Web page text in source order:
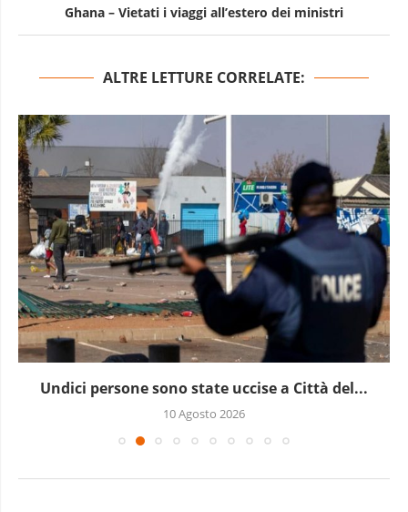
Ghana – Vietati i viaggi all’estero dei ministri
ALTRE LETTURE CORRELATE:
L’allarme dell’Onu: la guerra in Sudan lascia
milioni...
10 Agosto 2026